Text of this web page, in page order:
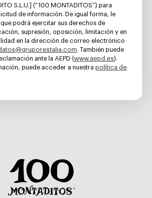
S.L.U.] (“100 MONTADITOS”) para
de información. De igual forma, le
podrá ejercitar sus derechos de
supresión, oposición, limitación y en
en la dirección de correo electrónico
. También puede
ante la AEPD (www.aepd.es).
puede acceder a nuestra política de